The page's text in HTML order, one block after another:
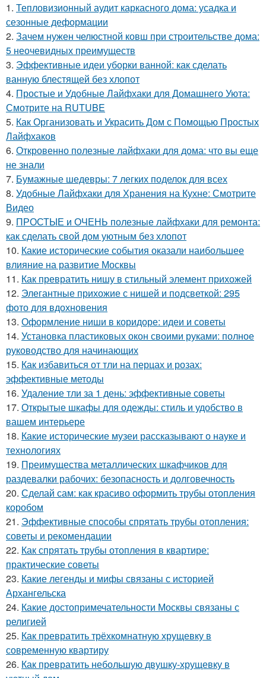
1. Тепловизионный аудит каркасного дома: усадка и
сезонные деформации
2. Зачем нужен челюстной ковш при строительстве дома:
5 неочевидных преимуществ
3. Эффективные идеи уборки ванной: как сделать
ванную блестящей без хлопот
4. Простые и Удобные Лайфхаки для Домашнего Уюта:
Смотрите на RUTUBE
5. Как Организовать и Украсить Дом с Помощью Простых
Лайфхаков
6. Откровенно полезные лайфхаки для дома: что вы еще
не знали
7. Бумажные шедевры: 7 легких поделок для всех
8. Удобные Лайфхаки для Хранения на Кухне: Смотрите
Видео
9. ПРОСТЫЕ и ОЧЕНЬ полезные лайфхаки для ремонта:
как сделать свой дом уютным без хлопот
10. Какие исторические события оказали наибольшее
влияние на развитие Москвы
11. Как превратить нишу в стильный элемент прихожей
12. Элегантные прихожие с нишей и подсветкой: 295
фото для вдохновения
13. Оформление ниши в коридоре: идеи и советы
14. Установка пластиковых окон своими руками: полное
руководство для начинающих
15. Как избавиться от тли на перцах и розах:
эффективные методы
16. Удаление тли за 1 день: эффективные советы
17. Открытые шкафы для одежды: стиль и удобство в
вашем интерьере
18. Какие исторические музеи рассказывают о науке и
технологиях
19. Преимущества металлических шкафчиков для
раздевалки рабочих: безопасность и долговечность
20. Сделай сам: как красиво оформить трубы отопления
коробом
21. Эффективные способы спрятать трубы отопления:
советы и рекомендации
22. Как спрятать трубы отопления в квартире:
практические советы
23. Какие легенды и мифы связаны с историей
Архангельска
24. Какие достопримечательности Москвы связаны с
религией
25. Как превратить трёхкомнатную хрущевку в
современную квартиру
26. Как превратить небольшую двушку-хрущевку в